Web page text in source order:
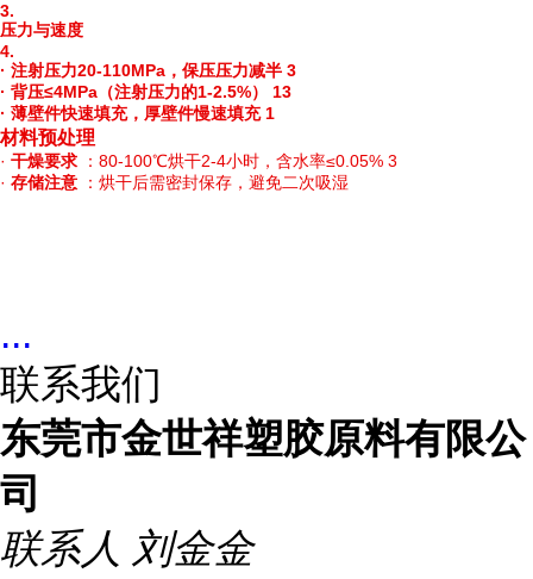
3.
压力与速度
4.
· 注射压力20-110MPa，保压压力减半 3
· 背压≤4MPa（注射压力的1-2.5%） 13
· 薄壁件快速填充，厚壁件慢速填充1
材料预处理
· 干燥要求 ：80-100℃烘干2-4小时，含水率≤0.05% 3
· 存储注意 ：烘干后需密封保存，避免二次吸湿
...
联系我们
东莞市金世祥塑胶原料有限公
司
联系人 刘金金